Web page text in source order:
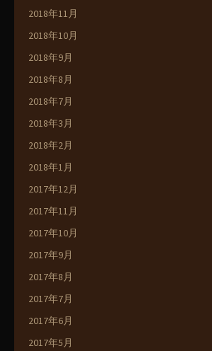
2018年11月
2018年10月
2018年9月
2018年8月
2018年7月
2018年3月
2018年2月
2018年1月
2017年12月
2017年11月
2017年10月
2017年9月
2017年8月
2017年7月
2017年6月
2017年5月